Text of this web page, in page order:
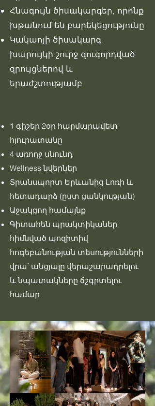
Հնագույն ծիսակարգեր, որոնք
խթանում են բարեկեցությունը
Կակաոյի ծիսակարգ
խարույկի շուրջ զուգորդված
զրույցներով և
երաժշտությամբ
1 գիշեր 2օր հարմարավետ
հյուրատանը
4 առողջ սնունդ
Wellness նվերներ
Տրանսպորտ Երևանից Լոռի և
հետադարձ (ըստ ցանկության)
Աջակցող համայնք
Գիտահեն պրակտիկաներ
հիմնված պոզիտիվ
հոգեբանության տեսությունների
վրա՝ անցյալը վերաշարադրելու
և նպատակները ճշգրտելու
համար